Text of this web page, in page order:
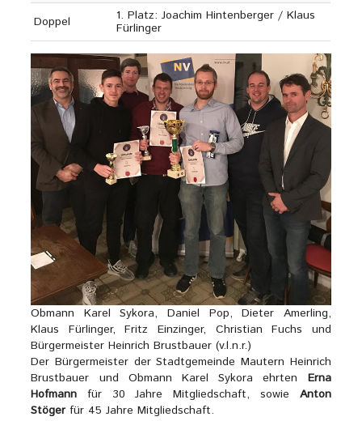
Doppel
1. Platz: Joachim Hintenberger / Klaus
Fürlinger
Obmann Karel Sykora, Daniel Pop, Dieter Amerling,
Klaus Fürlinger, Fritz Einzinger, Christian Fuchs und
Bürgermeister Heinrich Brustbauer (v.l.n.r.)
Der Bürgermeister der Stadtgemeinde Mautern Heinrich
Brustbauer und Obmann Karel Sykora ehrten Erna
Hofmann für 30 Jahre Mitgliedschaft, sowie Anton
Stöger für 45 Jahre Mitgliedschaft.